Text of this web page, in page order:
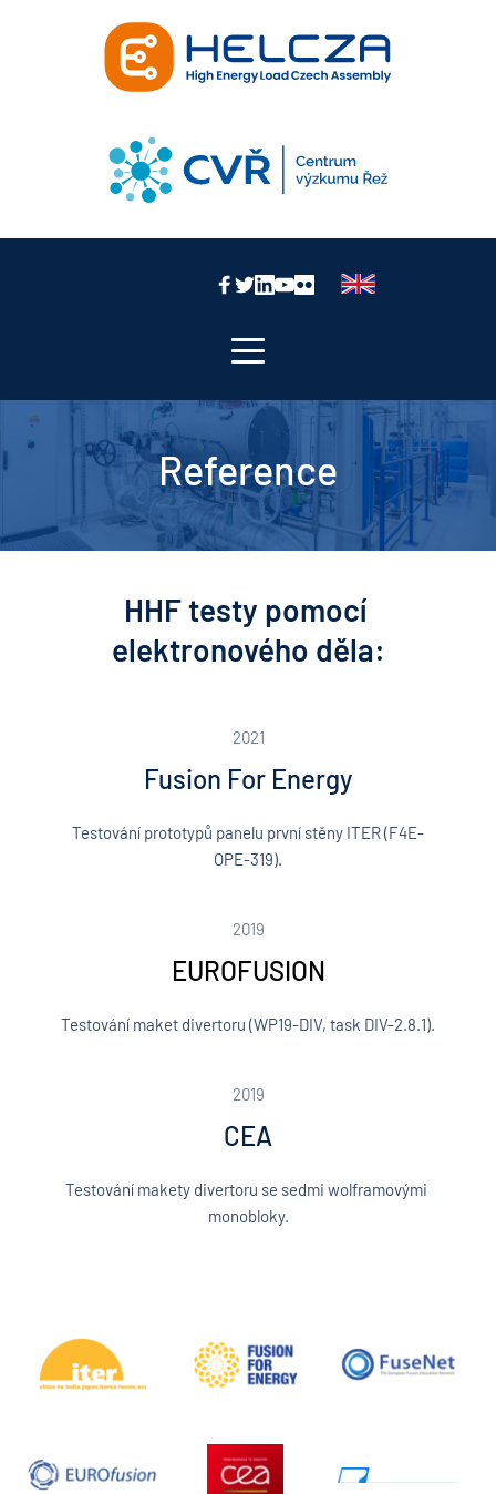
Reference
HHF testy pomocí
elektronového děla:
2021
Fusion For Energy
Testování prototypů panelu první stěny ITER (F4E-
OPE-319).
2019
EUROFUSION
Testování maket divertoru (WP19-DIV, task DIV-2.8.1).
2019
CEA
Testování makety divertoru se sedmi wolframovými
monobloky.